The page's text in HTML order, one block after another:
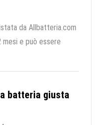
da Allbatteria.com
mesi e può essere
batteria giusta